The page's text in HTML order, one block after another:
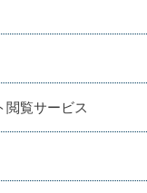
閲覧サービス